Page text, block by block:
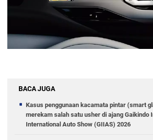
BACA JUGA
Kasus penggunaan kacamata pintar (smart
merekam salah satu usher di ajang Gaikindo
International Auto Show (GIIAS) 2026